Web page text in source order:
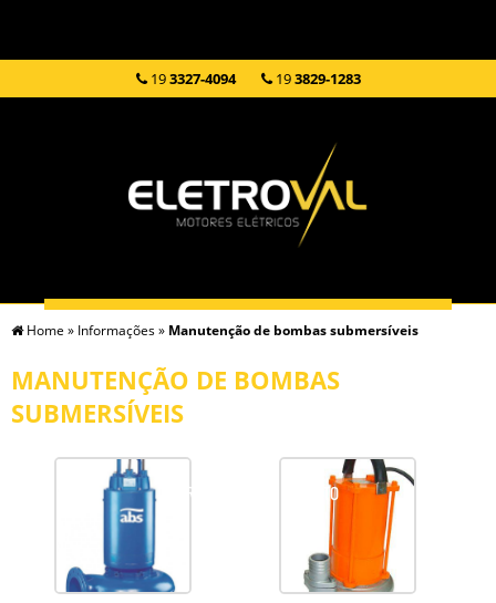
193327-4094 193829-1283
HOME EMPRESA SERVIÇOS PRODUTOS
INFORMAÇÕES CONTATO
Home » Informações» Manutenção de bombas submersíveis
MANUTENÇÃO DE BOMBAS
SUBMERSÍVEIS